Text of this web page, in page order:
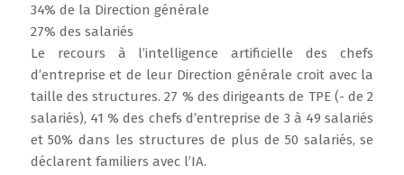
34% de la Direction générale
27% des salariés
Le recours à l’intelligence artificielle des chefs
d’entreprise et de leur Direction générale croit avec la
taille des structures. 27 % des dirigeants de TPE (- de 2
salariés), 41 % des chefs d’entreprise de 3 à 49 salariés
et 50% dans les structures de plus de 50 salariés, se
déclarent familiers avec l’IA.